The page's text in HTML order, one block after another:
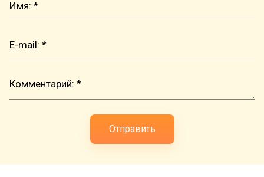
Отправить